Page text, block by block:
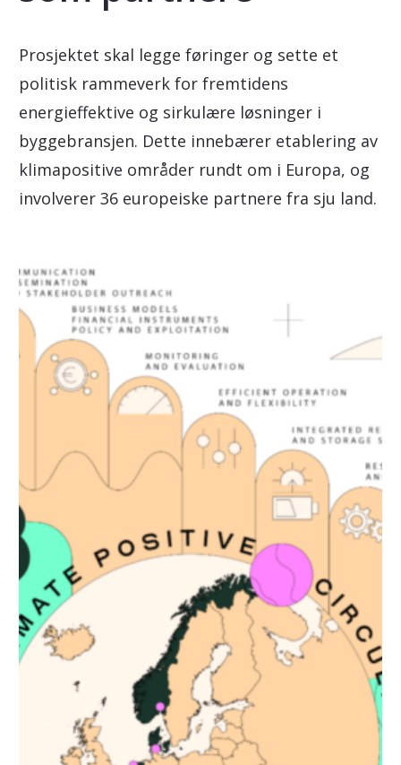
Prosjektet skal legge føringer og sette et
politisk rammeverk for fremtidens
energieffektive og sirkulære løsninger i
byggebransjen. Dette innebærer etablering av
klimapositive områder rundt om i Europa, og
involverer 36 europeiske partnere fra sju land.